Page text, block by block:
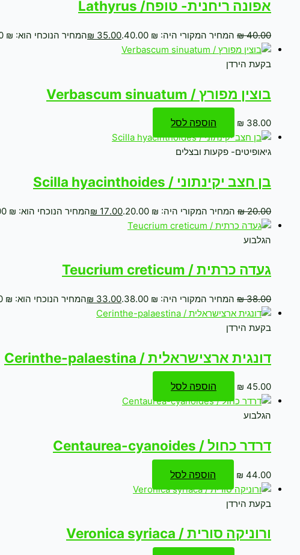
אפונה ריחנית- טופח/ Lathyrus
₪40.00 המחיר המקורי היה: ₪ 40.00. ₪ 35.00 המחיר הנוכחי הוא: ₪ 35.00.
בקעת הירדן
בוצין מפורץ / Verbascum sinuatum
₪ 38.00 הוספה לסל
גיאופיטים- פקעות ובצלים
בן חצב יקינתוני / Scilla hyacinthoides
₪20.00 המחיר המקורי היה: ₪ 20.00. ₪ 17.00 המחיר הנוכחי הוא: ₪ 17.00.
הגלבוע
געדה כרתית / Teucrium creticum
₪38.00 המחיר המקורי היה: ₪ 38.00. ₪ 33.00 המחיר הנוכחי הוא: ₪ 33.00.
בקעת הירדן
דונגית ארצישראלית / Cerinthe-palaestina
₪ 45.00 הוספה לסל
הגלבוע
דרדר כחול / Centaurea-cyanoides
₪ 44.00 הוספה לסל
בקעת הירדן
ורוניקה סורית / Veronica syriaca